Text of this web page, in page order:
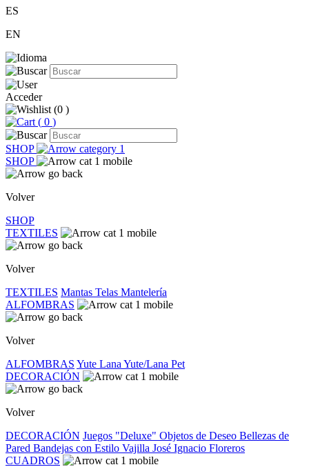
ES
EN
Acceder
(0 )
( 0 )
SHOP
SHOP
Volver
SHOP
TEXTILES
Volver
TEXTILES Mantas Telas Mantelería
ALFOMBRAS
Volver
ALFOMBRAS Yute Lana Yute/Lana Pet
DECORACIÓN
Volver
DECORACIÓN Juegos "Deluxe" Objetos de Deseo Bellezas de
Pared Bandejas con Estilo Vajilla José Ignacio Floreros
CUADROS